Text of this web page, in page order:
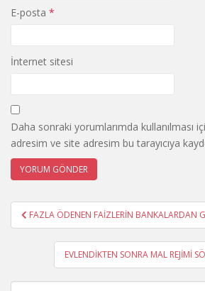
E-posta *
İnternet sitesi
Daha sonraki yorumlarımda kullanılması
adresim ve site adresim bu tarayıcıya
Yazı
gezinmesi
FAZLA ÖDENEN FAİZLERİN BANKALARDAN
EVLENDİKTEN SONRA MAL REJİMİ